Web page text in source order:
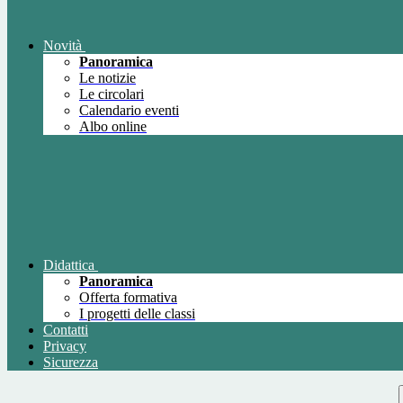
Novità
Panoramica
Le notizie
Le circolari
Calendario eventi
Albo online
Didattica
Panoramica
Offerta formativa
I progetti delle classi
Contatti
Privacy
Sicurezza